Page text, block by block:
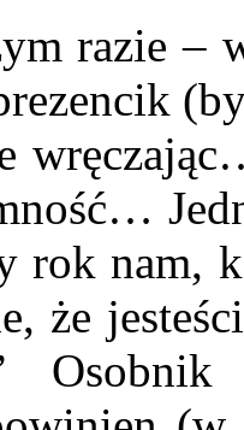
razie –
rok nam,
że